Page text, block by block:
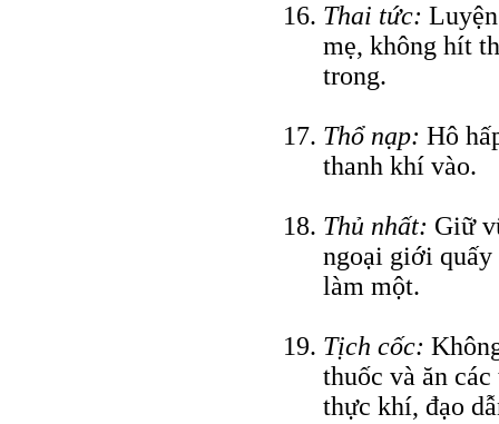
Thai tức:
mẹ, không hít
trong.
Thổ nạp: Hô
thanh khí vào.
Thủ nhất: Giữ
ngoại giới quấy
làm một.
Tịch cốc:
thuốc và ăn
thực khí, đạo